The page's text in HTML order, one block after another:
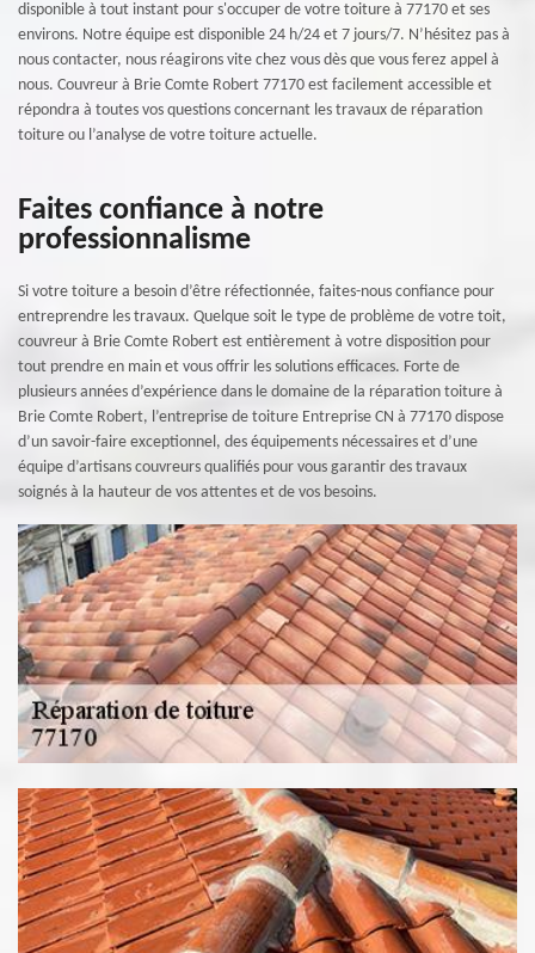
disponible à tout instant pour s'occuper de votre toiture à 77170 et ses
environs. Notre équipe est disponible 24 h/24 et 7 jours/7. N’hésitez pas à
nous contacter, nous réagirons vite chez vous dès que vous ferez appel à
nous. Couvreur à Brie Comte Robert 77170 est facilement accessible et
répondra à toutes vos questions concernant les travaux de réparation
toiture ou l’analyse de votre toiture actuelle.
Faites confiance à notre
professionnalisme
Si votre toiture a besoin d’être réfectionnée, faites-nous confiance pour
entreprendre les travaux. Quelque soit le type de problème de votre toit,
couvreur à Brie Comte Robert est entièrement à votre disposition pour
tout prendre en main et vous offrir les solutions efficaces. Forte de
plusieurs années d’expérience dans le domaine de la réparation toiture à
Brie Comte Robert, l’entreprise de toiture Entreprise CN à 77170 dispose
d’un savoir-faire exceptionnel, des équipements nécessaires et d’une
équipe d’artisans couvreurs qualifiés pour vous garantir des travaux
soignés à la hauteur de vos attentes et de vos besoins.